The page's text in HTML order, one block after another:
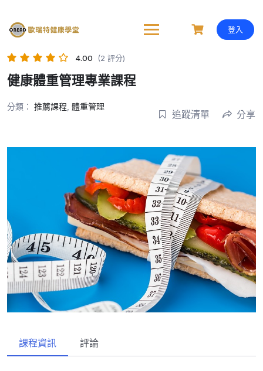
content
登入
4.00 (2 評分)
健康體重管理專業課程
分類： 推薦課程 體重管理
追蹤清單 分享
課程資訊 評論